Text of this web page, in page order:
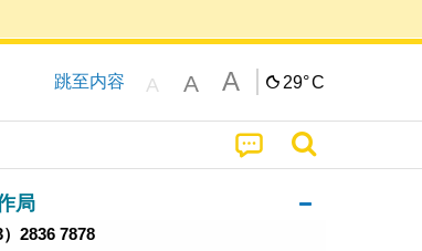
跳至内容 A A A 29°C
局
）2836 7878